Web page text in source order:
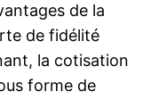
de la
de fidélité
la cotisation
forme de